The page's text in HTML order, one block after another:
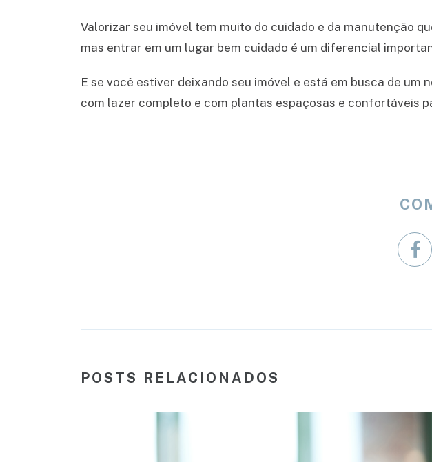
Valorizar seu imóvel tem muito do cuidado e da manutenção
mas entrar em um lugar bem cuidado é um diferencial
E se você estiver deixando seu imóvel e está em busca de um
com lazer completo e com plantas espaçosas e confortáveis
POSTS RELACIONADOS